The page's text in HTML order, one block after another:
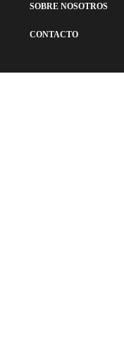
SOBRE NOSOTROS
CONTACTO